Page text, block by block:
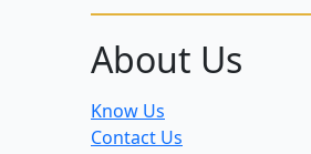
About Us
Know Us
Contact Us